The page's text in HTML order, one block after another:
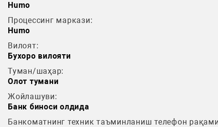
Humo
Процессинг маркази:
Humo
Вилоят:
Бухоро вилояти
Туман/шаҳар:
Олот тумани
Жойлашуви:
Банк биноси олдида
Банкоматнинг техник таъминланиш телефон